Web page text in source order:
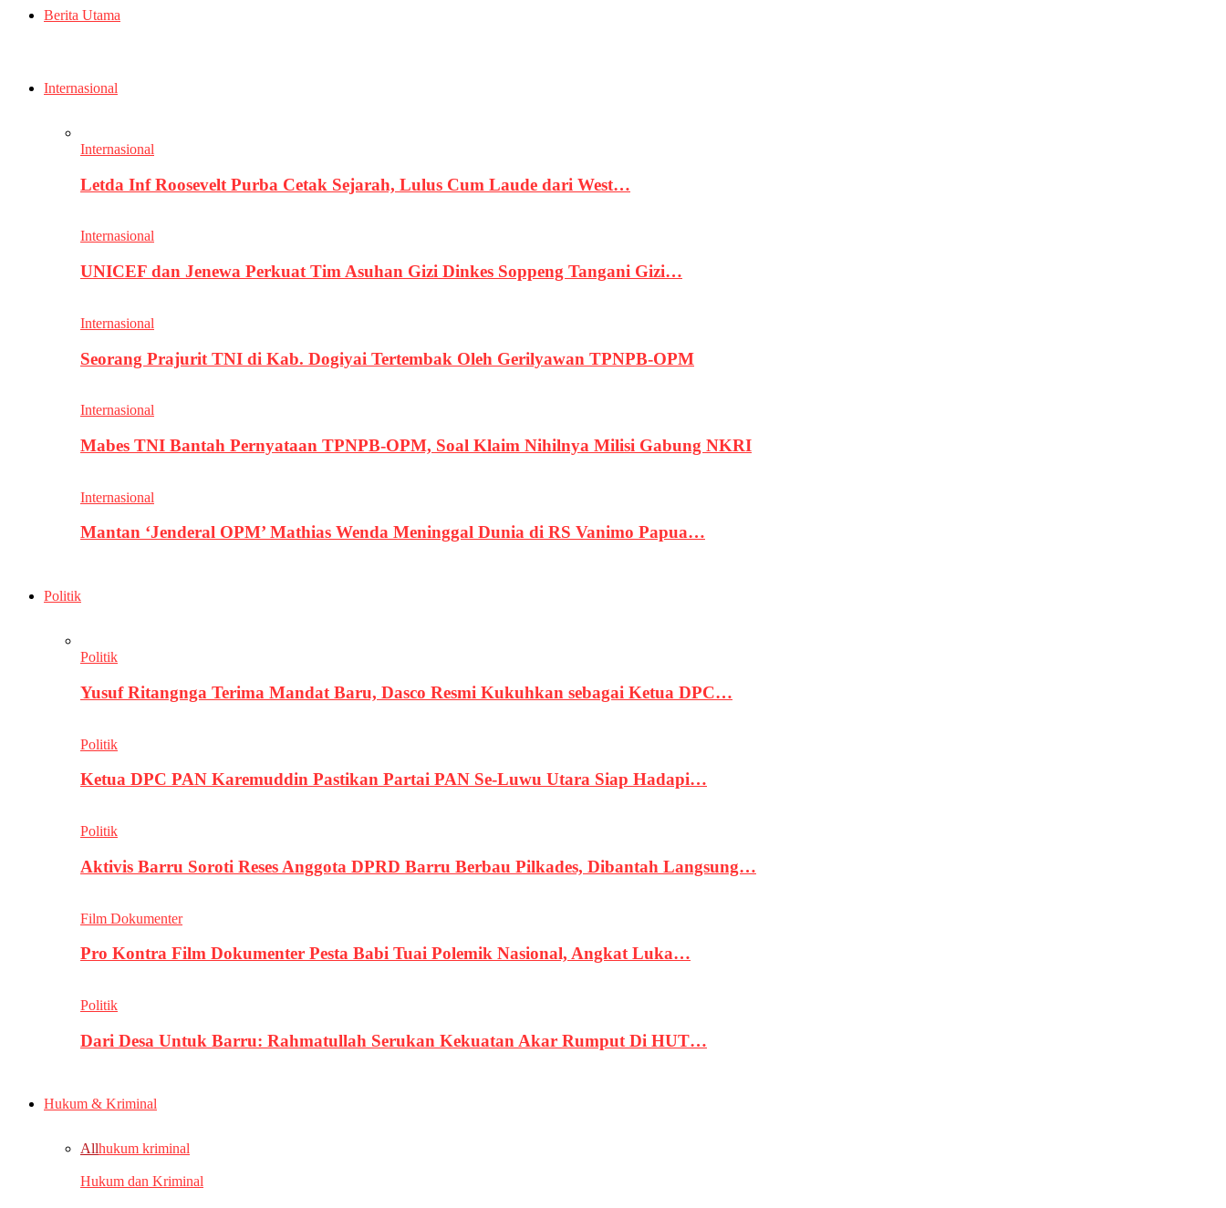
Berita Utama
Internasional
Internasional
Letda Inf Roosevelt Purba Cetak Sejarah, Lulus Cum Laude dari West…
Internasional
UNICEF dan Jenewa Perkuat Tim Asuhan Gizi Dinkes Soppeng Tangani Gizi…
Internasional
Seorang Prajurit TNI di Kab. Dogiyai Tertembak Oleh Gerilyawan TPNPB-OPM
Internasional
Mabes TNI Bantah Pernyataan TPNPB-OPM, Soal Klaim Nihilnya Milisi Gabung NKRI
Internasional
Mantan ‘Jenderal OPM’ Mathias Wenda Meninggal Dunia di RS Vanimo Papua…
Politik
Politik
Yusuf Ritangnga Terima Mandat Baru, Dasco Resmi Kukuhkan sebagai Ketua DPC…
Politik
Ketua DPC PAN Karemuddin Pastikan Partai PAN Se-Luwu Utara Siap Hadapi…
Politik
Aktivis Barru Soroti Reses Anggota DPRD Barru Berbau Pilkades, Dibantah Langsung…
Film Dokumenter
Pro Kontra Film Dokumenter Pesta Babi Tuai Polemik Nasional, Angkat Luka…
Politik
Dari Desa Untuk Barru: Rahmatullah Serukan Kekuatan Akar Rumput Di HUT…
Hukum & Kriminal
Allhukum kriminal
Hukum dan Kriminal